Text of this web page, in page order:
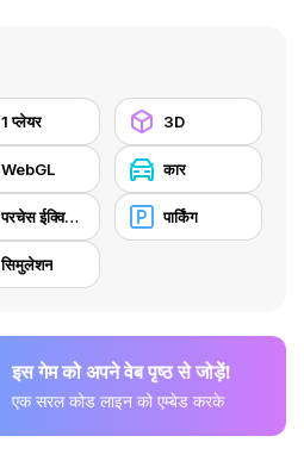
1 प्लेयर 3D
WebGL कार
परचेस ईक्विपमेंट अपग्रेड पार्किंग
सिमुलेशन
इस गेम को अपने वेब पृष्ठ से जोड़ें!
एक सरल कोड लाइन को एम्बेड करके